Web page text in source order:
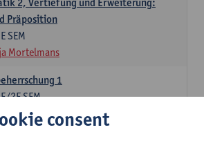
Präposition
SEM
Mortelmans
1
2E SEM
Mortelmans Alex Haider
consent